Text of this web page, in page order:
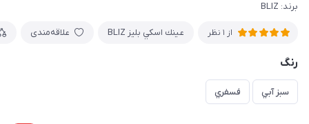
برند: BLIZ
از 1 نظر عينك اسكي بليز BLIZ علاقه‌مندی
رنگ
سبز آبي فسفري